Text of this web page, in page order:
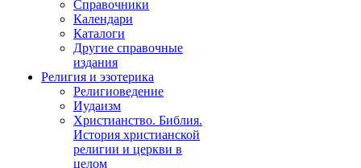
Справочники
Календари
Каталоги
Другие справочные
издания
Религия и эзотерика
Религиоведение
Иудаизм
Христианство. Библия.
История христианской
религии и церкви в
целом